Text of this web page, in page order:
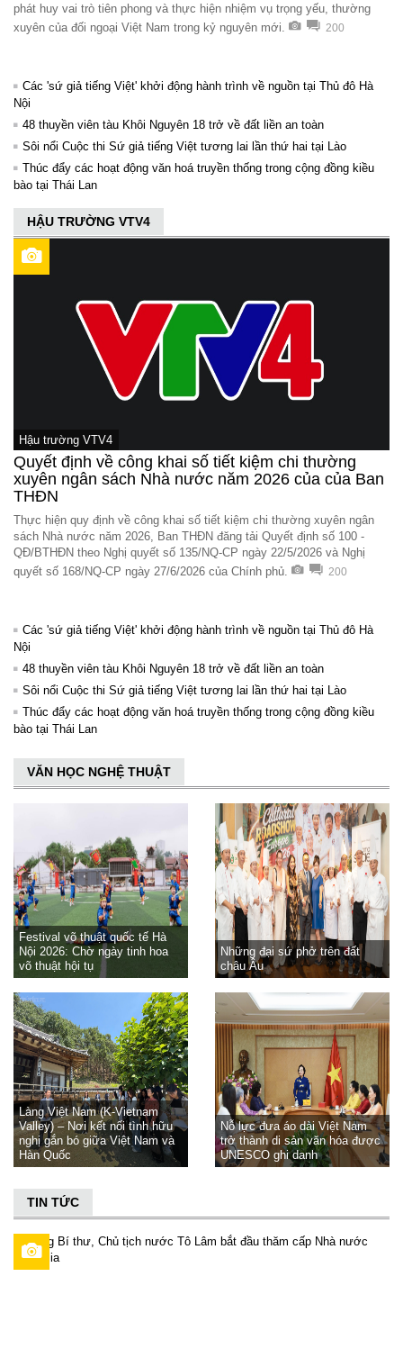
phát huy vai trò tiên phong và thực hiện nhiệm vụ trọng yếu, thường
xuyên của đối ngoại Việt Nam trong kỷ nguyên mới.
200
Các 'sứ giả tiếng Việt' khởi động hành trình về nguồn tại Thủ đô Hà
Nội
48 thuyền viên tàu Khôi Nguyên 18 trở về đất liền an toàn
Sôi nổi Cuộc thi Sứ giả tiếng Việt tương lai lần thứ hai tại Lào
Thúc đẩy các hoạt động văn hoá truyền thống trong cộng đồng kiều
bào tại Thái Lan
HẬU TRƯỜNG VTV4
Hậu trường VTV4
Quyết định về công khai số tiết kiệm chi thường
xuyên ngân sách Nhà nước năm 2026 của của Ban
THĐN
Thực hiện quy định về công khai số tiết kiệm chi thường xuyên ngân
sách Nhà nước năm 2026, Ban THĐN đăng tải Quyết định số 100 -
QĐ/BTHĐN theo Nghị quyết số 135/NQ-CP ngày 22/5/2026 và Nghị
quyết số 168/NQ-CP ngày 27/6/2026 của Chính phủ.
200
Các 'sứ giả tiếng Việt' khởi động hành trình về nguồn tại Thủ đô Hà
Nội
48 thuyền viên tàu Khôi Nguyên 18 trở về đất liền an toàn
Sôi nổi Cuộc thi Sứ giả tiếng Việt tương lai lần thứ hai tại Lào
Thúc đẩy các hoạt động văn hoá truyền thống trong cộng đồng kiều
bào tại Thái Lan
VĂN HỌC NGHỆ THUẬT
Festival võ thuật quốc tế Hà
Nội 2026: Chờ ngày tinh hoa
võ thuật hội tụ
Những đại sứ phở trên đất
châu Âu
Làng Việt Nam (K-Vietnam
Valley) – Nơi kết nối tình hữu
nghị gắn bó giữa Việt Nam và
Hàn Quốc
Nỗ lực đưa áo dài Việt Nam
trở thành di sản văn hóa được
UNESCO ghi danh
TIN TỨC